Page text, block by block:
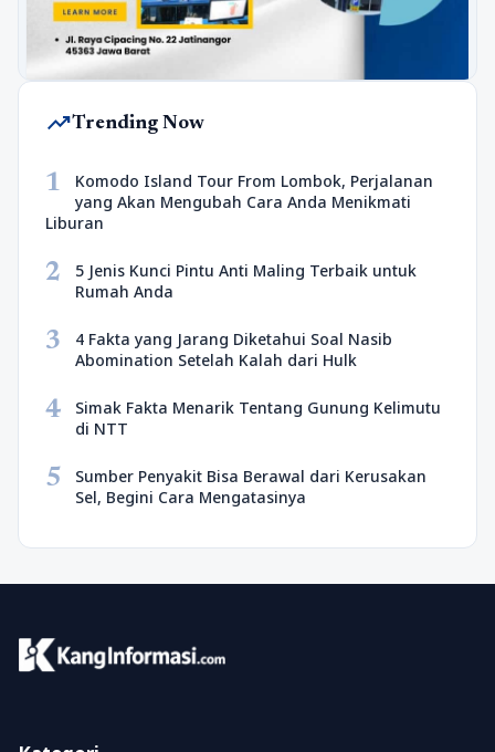
trending_upTrending Now
1
Komodo Island Tour From Lombok, Perjalanan
yang Akan Mengubah Cara Anda Menikmati
Liburan
2
5 Jenis Kunci Pintu Anti Maling Terbaik untuk
Rumah Anda
3
4 Fakta yang Jarang Diketahui Soal Nasib
Abomination Setelah Kalah dari Hulk
4
Simak Fakta Menarik Tentang Gunung Kelimutu
di NTT
5
Sumber Penyakit Bisa Berawal dari Kerusakan
Sel, Begini Cara Mengatasinya